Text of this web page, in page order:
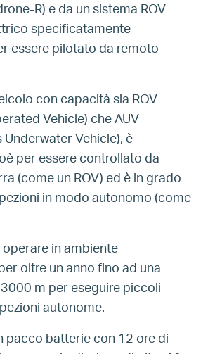
R) e da un sistema ROV
specificatamente
essere pilotato da remoto
con capacità sia ROV
Vehicle) che AUV
Vehicle), è
per essere controllato da
(come un ROV) ed è in grado
in modo autonomo (come
in ambiente
oltre un anno fino ad una
m per eseguire piccoli
autonome.
pacco batterie con 12 ore di